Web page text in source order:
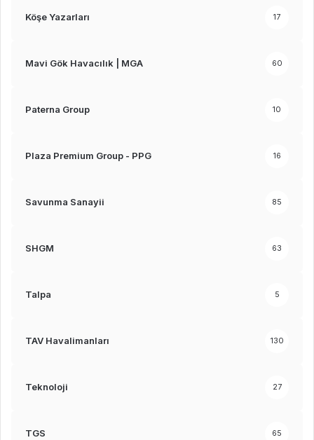
Köşe Yazarları 17
Mavi Gök Havacılık | MGA 60
Paterna Group 10
Plaza Premium Group - PPG 16
Savunma Sanayii 85
SHGM 63
Talpa 5
TAV Havalimanları 130
Teknoloji 27
TGS 65